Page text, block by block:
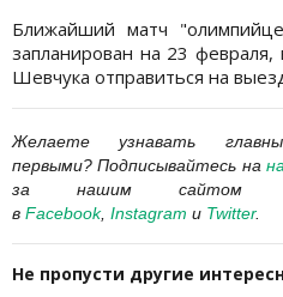
Ближайший матч
запланирован на 23
Шевчука отправиться на
Желаете узнавать
первыми? Подписывайтесь на
за нашим сайтом
в Facebook, Instagram и Twitter.
Не пропусти другие